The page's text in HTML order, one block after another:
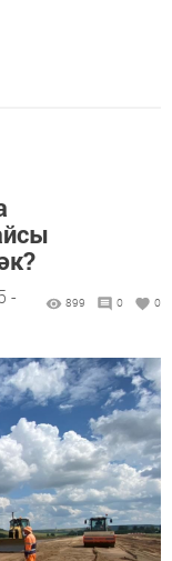
-
899 0 0